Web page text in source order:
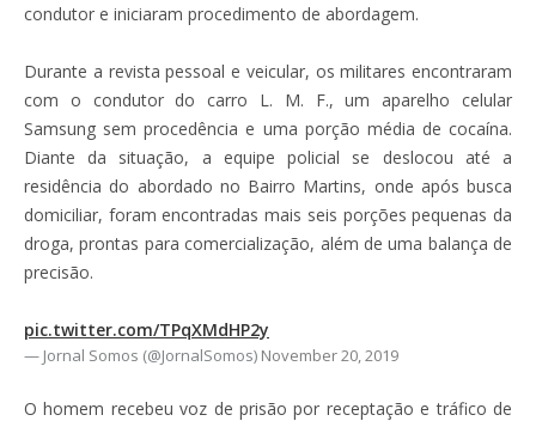
condutor e iniciaram procedimento de abordagem.
Durante a revista pessoal e veicular, os militares encontraram
com o condutor do carro L. M. F., um aparelho celular
Samsung sem procedência e uma porção média de cocaína.
Diante da situação, a equipe policial se deslocou até a
residência do abordado no Bairro Martins, onde após busca
domiciliar, foram encontradas mais seis porções pequenas da
droga, prontas para comercialização, além de uma balança de
precisão.
pic.twitter.com/TPqXMdHP2y
— Jornal Somos (@JornalSomos) November 20, 2019
O homem recebeu voz de prisão por receptação e tráfico de